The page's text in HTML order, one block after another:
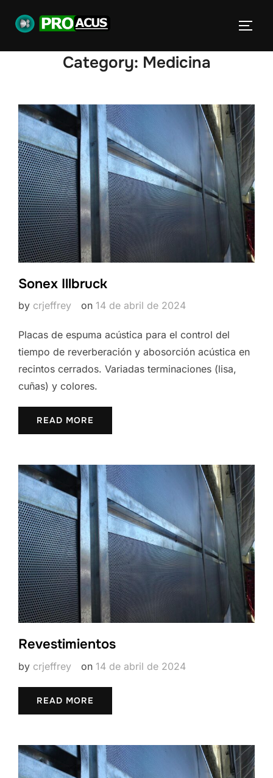
Category: Medicina
Sonex Illbruck
by crjeffrey on 14 de abril de 2024
Placas de espuma acústica para el control del
tiempo de reverberación y abosorción acústica en
recintos cerrados. Variadas terminaciones (lisa,
cuñas) y colores.
READ MORE
Revestimientos
by crjeffrey on 14 de abril de 2024
READ MORE